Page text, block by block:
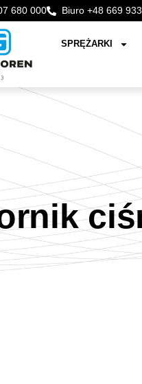
680 000 Biuro +48 669
SPRĘŻARKI